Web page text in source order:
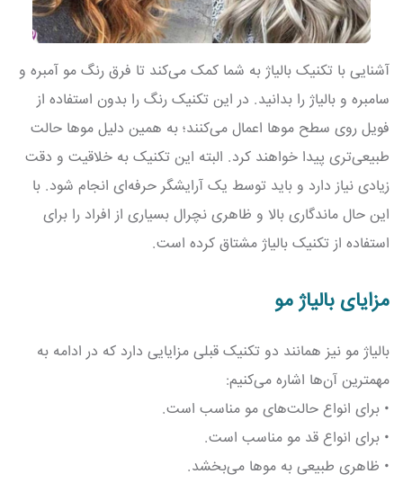
آشنایی با تکنیک بالیاژ به شما کمک می‌کند تا فرق رنگ مو آمبره و
سامبره و بالیاژ را بدانید. در این تکنیک رنگ را بدون استفاده از
فویل روی سطح موها اعمال می‌کنند؛ به همین دلیل موها حالت
طبیعی‌تری پیدا خواهند کرد. البته این تکنیک به خلاقیت و دقت
زیادی نیاز دارد و باید توسط یک آرایشگر حرفه‌ای انجام شود. با
این حال ماندگاری بالا و ظاهری نچرال بسیاری از افراد را برای
استفاده از تکنیک بالیاژ مشتاق کرده است.
مزایای بالیاژ مو
بالیاژ مو نیز همانند دو تکنیک قبلی مزایایی دارد که در ادامه به
مهمترین آن‌ها اشاره می‌کنیم:
• برای انواع حالت‌های مو مناسب است.
• برای انواع قد مو مناسب است.
• ظاهری طبیعی به موها می‌بخشد.